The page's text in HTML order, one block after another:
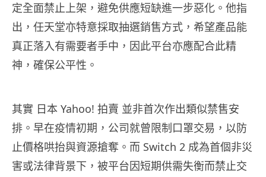
定全面禁止上架，避免供應短缺進一步惡化。他指
出，任天堂亦特意採取抽選銷售方式，希望產品能
真正落入有需要者手中，因此平台亦應配合此精
神，確保公平性。
其實 日本 Yahoo! 拍賣 並非首次作出類似禁售安
排。早在疫情初期，公司就曾限制口罩交易，以防
止價格哄抬與資源搶奪。而 Switch 2 成為首個非災
害或法律背景下，被平台因短期供需失衡而禁止交